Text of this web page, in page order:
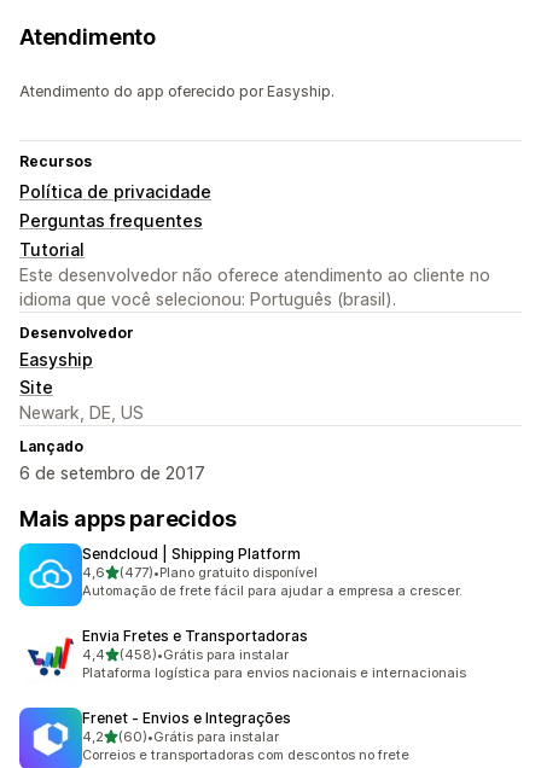
Atendimento
Atendimento do app oferecido por Easyship.
Recursos
Política de privacidade
Perguntas frequentes
Tutorial
Este desenvolvedor não oferece atendimento ao cliente no
idioma que você selecionou: Português (brasil).
Desenvolvedor
Easyship
Site
Newark, DE, US
Lançado
6 de setembro de 2017
Mais apps parecidos
Sendcloud | Shipping Platform
4,6de 5 estrelas
(477)
477 avaliações ao todo
•Plano gratuito disponível
Automação de frete fácil para ajudar a empresa a crescer.
Envia Fretes e Transportadoras
4,4de 5 estrelas
(458)
458 avaliações ao todo
•Grátis para instalar
Plataforma logística para envios nacionais e internacionais
Frenet ‑ Envios e Integrações
4,2de 5 estrelas
(60)
60 avaliações ao todo
•Grátis para instalar
Correios e transportadoras com descontos no frete